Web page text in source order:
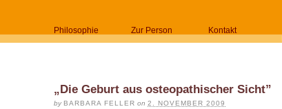
Philosophie Zur Person Kontakt
„Die Geburt aus osteopathischer Sicht”
by BARBARA FELLER on 2. NOVEMBER 2009